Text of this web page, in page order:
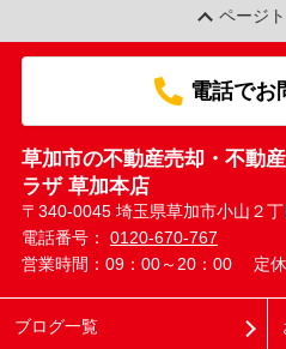
ページ
電話でお
草加市の不動産売却・不動
ラザ 草加本店
〒340-0045 埼玉県草加市小山２
電話番号： 0120-670-767
営業時間：09：00～20：00
定
ブログ一覧